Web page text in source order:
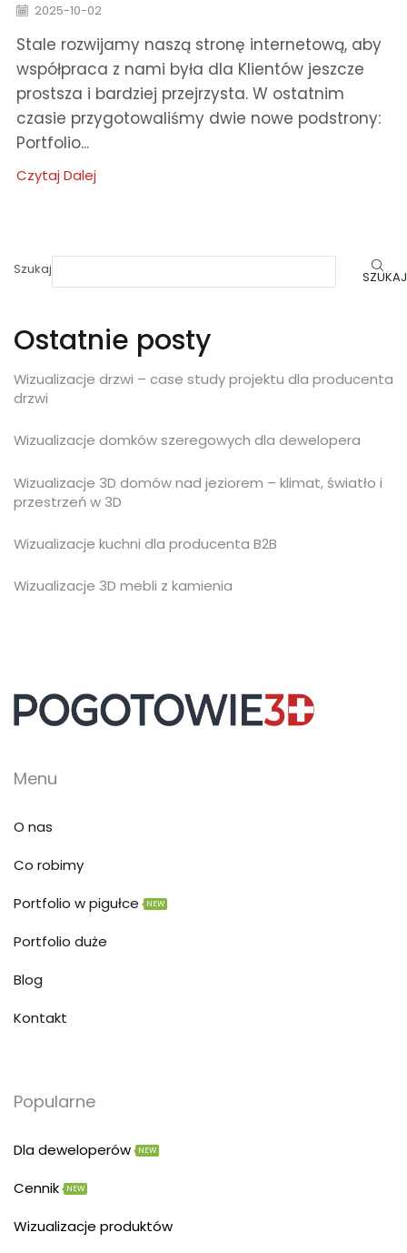
2025-10-02
Stale rozwijamy naszą stronę internetową, aby
współpraca z nami była dla Klientów jeszcze
prostsza i bardziej przejrzysta. W ostatnim
czasie przygotowaliśmy dwie nowe podstrony:
Portfolio...
Czytaj Dalej
Szukaj SZUKAJ
Ostatnie posty
Wizualizacje drzwi – case study projektu dla producenta
drzwi
Wizualizacje domków szeregowych dla dewelopera
Wizualizacje 3D domów nad jeziorem – klimat, światło i
przestrzeń w 3D
Wizualizacje kuchni dla producenta B2B
Wizualizacje 3D mebli z kamienia
Menu
O nas
Co robimy
Portfolio w pigułce
NEW
Portfolio duże
Blog
Kontakt
Popularne
Dla deweloperów NEW
Cennik NEW
Wizualizacje produktów